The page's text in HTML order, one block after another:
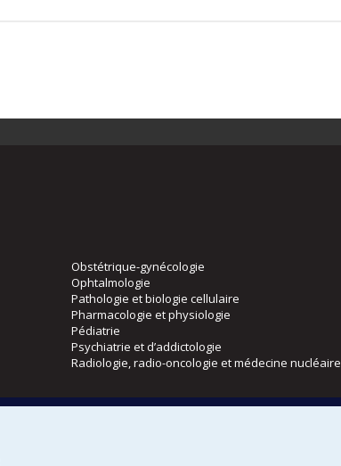
Obstétrique-gynécologie
Ophtalmologie
Pathologie et biologie cellulaire
Pharmacologie et physiologie
Pédiatrie
Psychiatrie et d’addictologie
Radiologie, radio-oncologie et médecine nucléaire